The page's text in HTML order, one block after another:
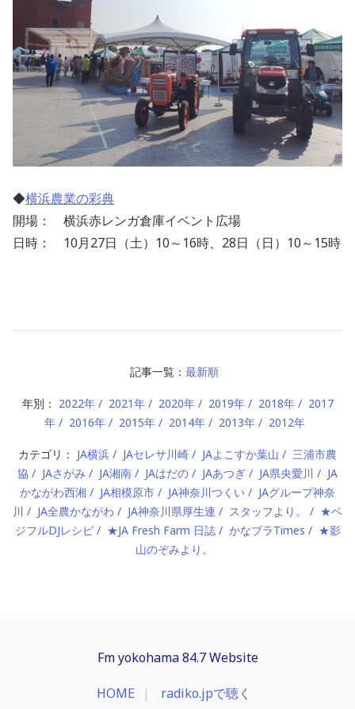
◆横浜農業の彩典
開場： 横浜赤レンガ倉庫イベント広場
日時： 10月27日（土）10～16時、28日（日）10～15時
記事一覧： 最新順
年別： 2022年 2021年 2020年 2019年 2018年
2017
年
2016年 2015年 2014年 2013年 2012年
カテゴリ： JA横浜 JAセレサ川崎 JAよこすか葉山
三浦市農
協
JAさがみ JA湘南 JAはだの JAあつぎ JA県央愛川
JA
かながわ西湘
JA相模原市 JA神奈川つくい
JAグループ神奈
川
JA全農かながわ JA神奈川県厚生連 スタッフより。
★ベ
ジフルDJレシピ
★JA Fresh Farm 日誌 かなブラTimes
★影
山のぞみより。
Fm yokohama 84.7 Website
HOME radiko.jpで聴く